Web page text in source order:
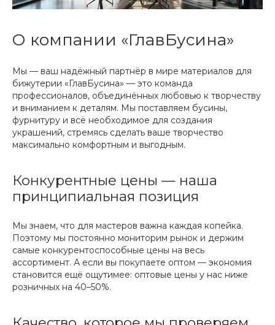
О компании «ГлавБусина»
Мы — ваш надёжный партнёр в мире материалов для
бижутерии «ГлавБусина» — это команда
профессионалов, объединённых любовью к творчеству
и вниманием к деталям. Мы поставляем бусины,
фурнитуру и всё необходимое для создания
украшений, стремясь сделать ваше творчество
максимально комфортным и выгодным.
Конкурентные цены — наша
принципиальная позиция
Мы знаем, что для мастеров важна каждая копейка.
Поэтому мы постоянно мониторим рынок и держим
самые конкурентоспособные цены на весь
ассортимент. А если вы покупаете оптом — экономия
становится ещё ощутимее: оптовые цены у нас ниже
розничных на 40–50%.